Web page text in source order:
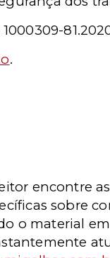
1000309-
.
encontre
sobre
o material